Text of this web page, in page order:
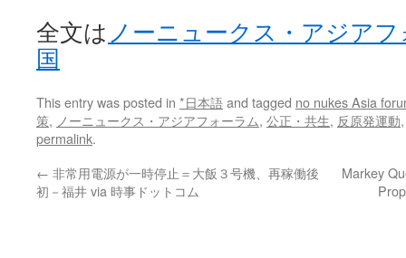
全文は ノーニュークス・アジアフ
国
This entry was posted in *日本語and tagged no nukes Asia
策, ノーニュークス・アジアフォーラム, 公正・共生, 反原発運動
permalink.
← 非常用電源が一時停止＝大飯３号機、再稼働後
初－福井 via 時事ドットコム
Markey